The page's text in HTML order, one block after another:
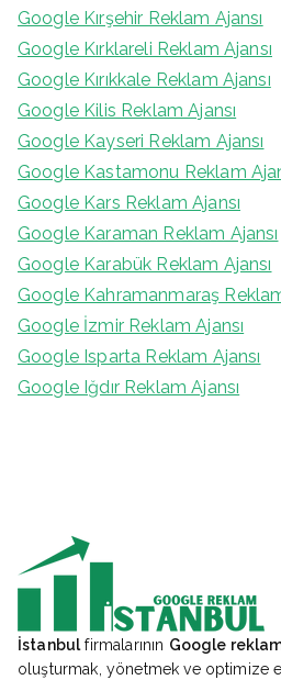
Google Kırşehir Reklam Ajansı
Google Kırklareli Reklam Ajansı
Google Kırıkkale Reklam Ajansı
Google Kilis Reklam Ajansı
Google Kayseri Reklam Ajansı
Google Kastamonu Reklam
Google Kars Reklam Ajansı
Google Karaman Reklam Ajansı
Google Karabük Reklam Ajansı
Google Kahramanmaraş
Google İzmir Reklam Ajansı
Google Isparta Reklam Ajansı
Google Iğdır Reklam Ajansı
İstanbulfirmalarının Google
oluşturmak, yönetmek ve optimize